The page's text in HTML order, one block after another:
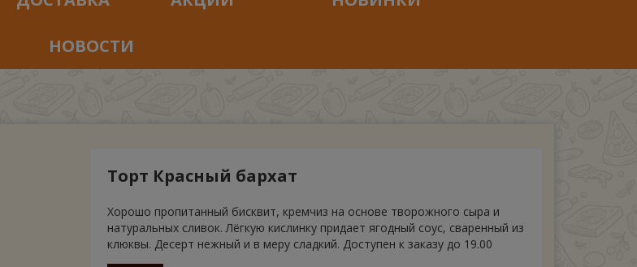
НОВОСТИ
Торт Красный бархат
Хорошо пропитанный бисквит, кремчиз на основе творожного сыра и
натуральных сливок. Лёгкую кислинку придает ягодный соус, сваренный из
клюквы. Десерт нежный и в меру сладкий. Доступен к заказу до 19.00